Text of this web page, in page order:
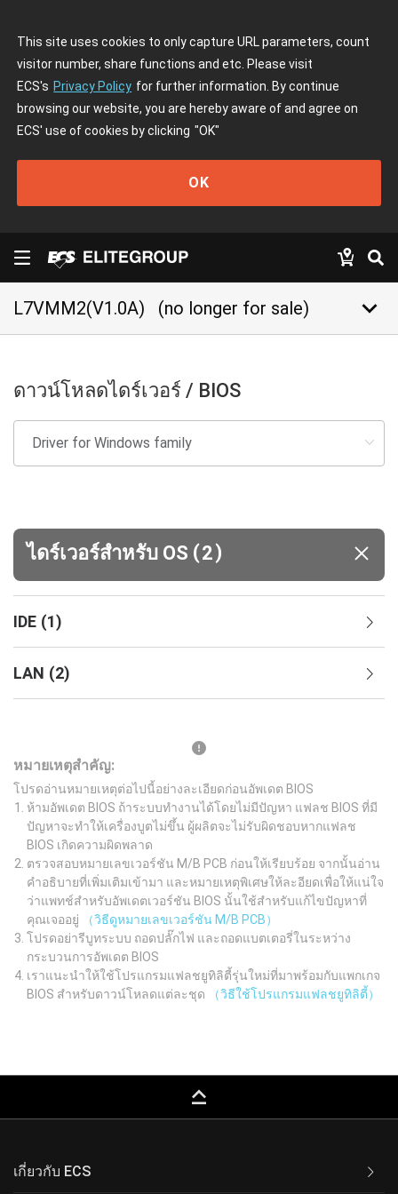
This site uses cookies to only capture URL parameters, count
visitor number, share functions and etc. Please visit
ECS's Privacy Policy for further information. By continue
browsing our website, you are hereby aware of and agree on
ECS' use of cookies by clicking "OK"
OK
L7VMM2(V1.0A) (no longer for sale) keyboard_arrow_down
ดาวน์โหลดไดร์เวอร์ / BIOS
ไดร์เวอร์สำหรับ OS (2)
IDE (1)
LAN (2)
หมายเหตุสำคัญ:
โปรดอ่านหมายเหตุต่อไปนี้อย่างละเอียดก่อนอัพเดต BIOS
ห้ามอัพเดต BIOS ถ้าระบบทำงานได้โดยไม่มีปัญหา แฟลช BIOS ที่มี
ปัญหาจะทำให้เครื่องบูตไม่ขึ้น ผู้ผลิตจะไม่รับผิดชอบหากแฟลช
BIOS เกิดความผิดพลาด
ตรวจสอบหมายเลขเวอร์ชัน M/B PCB ก่อนให้เรียบร้อย จากนั้นอ่าน
คำอธิบายที่เพิ่มเติมเข้ามา และหมายเหตุพิเศษให้ละอียดเพื่อให้แน่ใจ
ว่าแพทช์สำหรับอัพเดตเวอร์ชัน BIOS นั้นใช้สำหรับแก้ไขปัญหาที่
คุณเจออยู่
（วิธีดูหมายเลขเวอร์ชัน M/B PCB）
โปรดอย่ารีบูทระบบ ถอดปลั๊กไฟ และถอดแบตเตอรี่ในระหว่าง
กระบวนการอัพเดต BIOS
เราแนะนำให้ใช้โปรแกรมแฟลชยูทิลิตี้รุ่นใหม่ที่มาพร้อมกับแพกเกจ
BIOS สำหรับดาวน์โหลดแต่ละชุด
（วิธีใช้โปรแกรมแฟลชยูทิลิตี้）
keyboard_capslock
เกี่ยวกับ ECS